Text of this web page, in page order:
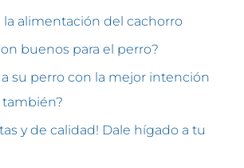
la alimentación del cachorro
buenos para el perro?
su perro con la mejor intención
y de calidad! Dale hígado a tu